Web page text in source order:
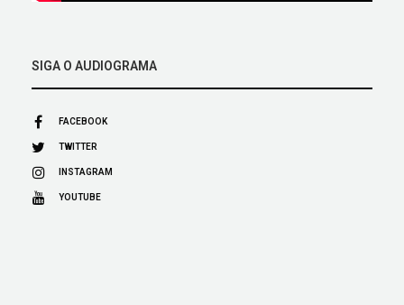
SIGA O AUDIOGRAMA
FACEBOOK
TWITTER
INSTAGRAM
YOUTUBE